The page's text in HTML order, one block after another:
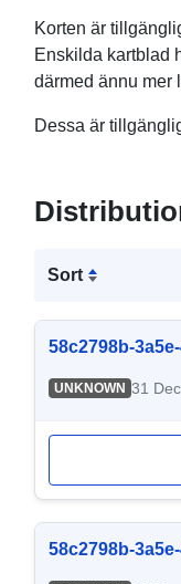
Korten är
Enskilda kartblad
därmed ännu mer
Dessa är
Sort
58c2798b-
UNKNOWN 31
58c2798b-